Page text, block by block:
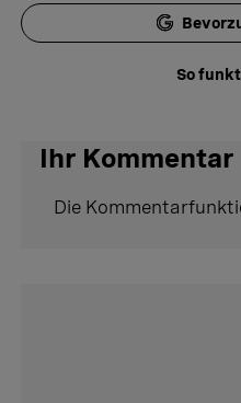
So
Ihr Kommentar
Die